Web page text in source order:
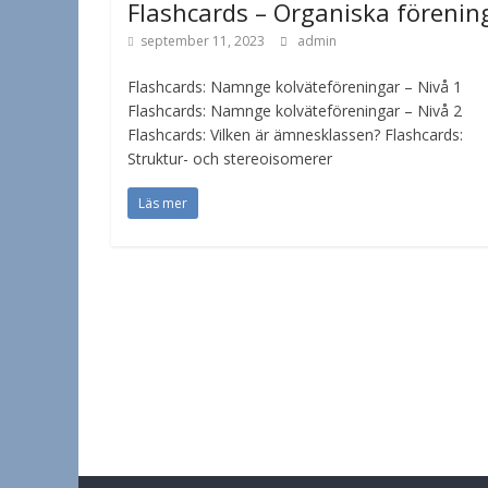
Flashcards – Organiska
september 11, 2023 admin
Flashcards: Namnge kolväteföreningar – Nivå 1
Flashcards: Namnge kolväteföreningar – Nivå 2
Flashcards: Vilken är ämnesklassen? Flashcards:
Struktur- och stereoisomerer
Läs mer